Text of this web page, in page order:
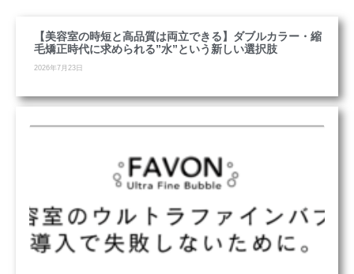
【美容室の時短と高品質は両立できる】ダブルカラー・縮
毛矯正時代に求められる”水”という新しい選択肢
2026年7月23日